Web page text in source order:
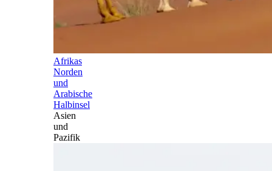
Afrikas
Norden
und
Arabische
Halbinsel
Asien
und
Pazifik